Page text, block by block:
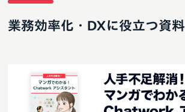
業務効率化・DXに役立つ資料